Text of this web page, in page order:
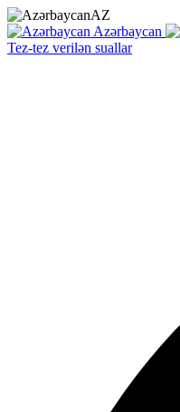
AZ
Azərbaycan
Tez-tez verilən suallar